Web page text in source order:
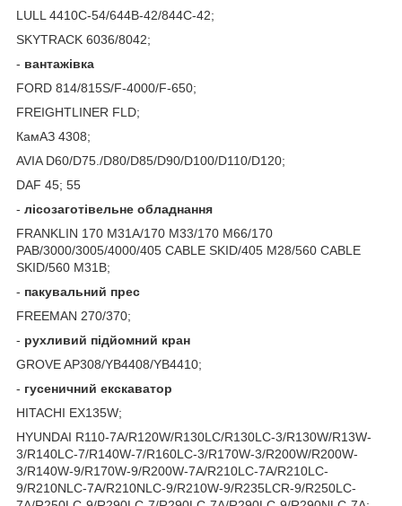
LULL 4410C-54/644B-42/844C-42;
SKYTRACK 6036/8042;
- вантажівка
FORD 814/815S/F-4000/F-650;
FREIGHTLINER FLD;
КамАЗ 4308;
AVIA D60/D75./D80/D85/D90/D100/D110/D120;
DAF 45; 55
- лісозаготівельне обладнання
FRANKLIN 170 M31A/170 M33/170 M66/170
PAB/3000/3005/4000/405 CABLE SKID/405 M28/560 CABLE
SKID/560 M31B;
- пакувальний прес
FREEMAN 270/370;
- рухливий підйомний кран
GROVE AP308/YB4408/YB4410;
- гусеничний екскаватор
HITACHI EX135W;
HYUNDAI R110-7A/R120W/R130LC/R130LC-3/R130W/R13W-
3/R140LC-7/R140W-7/R160LC-3/R170W-3/R200W/R200W-
3/R140W-9/R170W-9/R200W-7A/R210LC-7A/R210LC-
9/R210NLC-7A/R210NLC-9/R210W-9/R235LCR-9/R250LC-